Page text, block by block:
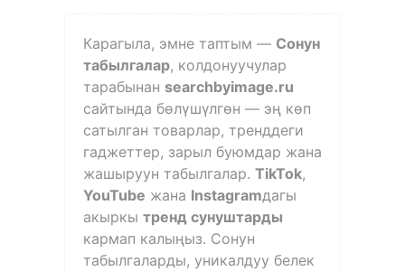
Карагыла, эмне таптым — Сонун
табылгалар, колдонуучулар
тарабынан searchbyimage.ru
сайтында бөлүшүлгөн — эң көп
сатылган товарлар, тренддеги
гаджеттер, зарыл буюмдар жана
жашыруун табылгалар. TikTok,
YouTube жана Instagramдагы
акыркы тренд сунуштарды
кармап калыңыз. Сонун
табылгаларды, уникалдуу белек